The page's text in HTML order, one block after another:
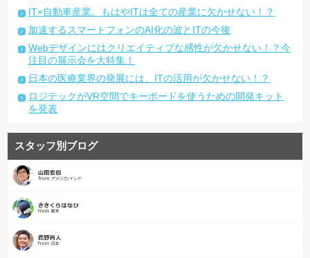
IT×自動車産業。もはやITは全ての産業に欠かせない！？
加速するスマートフォンのAI化の波とITの今後
Webデザインにはクリエイティブな感性が欠かせない！？今
注目の展示会を大特集！
日本の医療業界の発展には、ITの活用が欠かせない！？
ロジテックがVR空間でキーボードを使うための開発キット
を発表
スタッフ別ブログ